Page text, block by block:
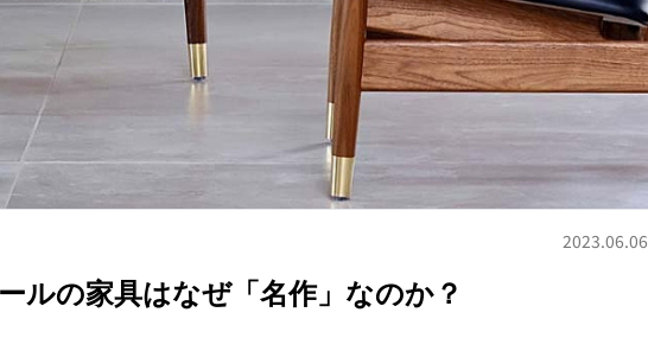
2023.06.06
ルの家具はなぜ「名作」なのか？